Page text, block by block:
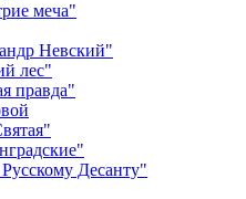
меча"
Невский"
лес"
правда"
Десанту"